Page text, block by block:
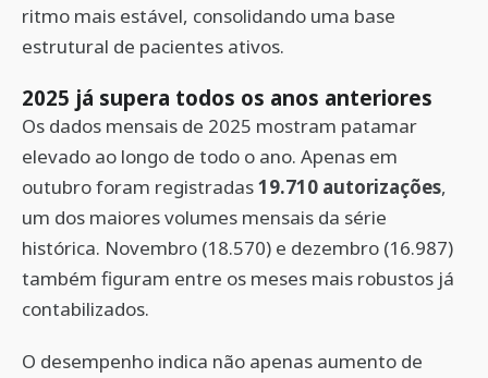
ritmo mais estável, consolidando uma base
estrutural de pacientes ativos.
2025 já supera todos os anos anteriores
Os dados mensais de 2025 mostram patamar
elevado ao longo de todo o ano. Apenas em
outubro foram registradas19.710 autorizações,
um dos maiores volumes mensais da série
histórica. Novembro (18.570) e dezembro (16.987)
também figuram entre os meses mais robustos já
contabilizados.
O desempenho indica não apenas aumento de